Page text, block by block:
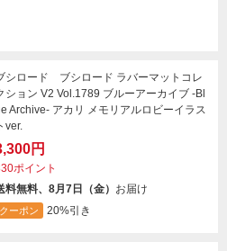
シロード ブシロード ラバーマットコレ
ション V2 Vol.1789 ブルーアーカイブ -Bl
Archive- アカリ メモリアルロビーイラス
ver.
円
ポイント
料無料、8月7日（金） お届け
クーポン 20%引き